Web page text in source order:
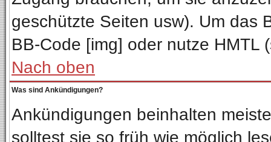
geschützte Seiten usw). Um das
BB-Code [img] oder nutze HMTL
Nach oben
Was sind Ankündigungen?
Ankündigungen beinhalten
solltest sie so früh wie möglich